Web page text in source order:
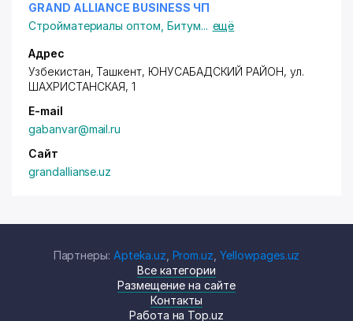
GRAND ALLIANCE BUSINESS ЧП
Стройматериалы оптом Битум... ещё
Адрес
Узбекистан, Ташкент, ЮНУСАБАДСКИЙ РАЙОН, ул.
ШАХРИСТАНСКАЯ, 1
E-mail
gabanvar@mail.ru
Сайт
grandallianse.uz
Партнеры: Apteka.uz Prom.uz ,Yellowpages.uz
Все категории
Размещение на сайте
Контакты
Работа на Top.uz